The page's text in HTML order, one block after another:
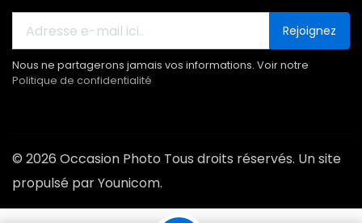
Rejoignez
Nous ne partagerons jamais vos informations. Voir notre
Politique de confidentialité
© 2026 Occasion Photo Tous droits réservés. Un site
propulsé par Younicom.